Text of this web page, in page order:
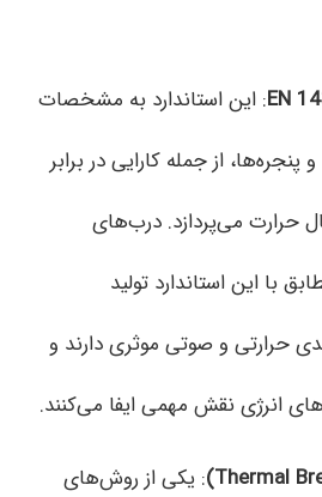
: این استاندارد به مشخصات
از جمله کارایی در برابر
حرارت می‌پردازد. درب‌های
با این استاندارد تولید
حرارتی و صوتی موثری دارند و
انرژی نقش مهمی ایفا می‌کنند.
: یکی از روش‌های